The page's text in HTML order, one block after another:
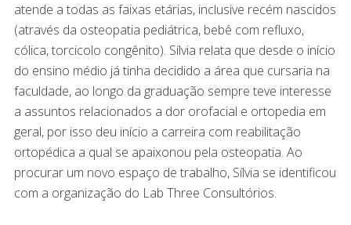
atende a todas as faixas etárias, inclusive recém nascidos
(através da osteopatia pediátrica, bebê com refluxo,
cólica, torcicolo congênito). Sílvia relata que desde o início
do ensino médio já tinha decidido a área que cursaria na
faculdade, ao longo da graduação sempre teve interesse
a assuntos relacionados a dor orofacial e ortopedia em
geral, por isso deu início a carreira com reabilitação
ortopédica a qual se apaixonou pela osteopatia. Ao
procurar um novo espaço de trabalho, Sílvia se identificou
com a organização do Lab Three Consultórios.